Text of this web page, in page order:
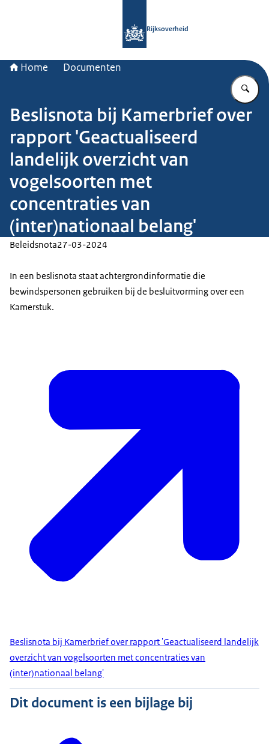
Rijksoverheid
Home Documenten
Beslisnota bij Kamerbrief over
rapport 'Geactualiseerd
landelijk overzicht van
vogelsoorten met
concentraties van
(inter)nationaal belang'
Beleidsnota27-03-2024
In een beslisnota staat achtergrondinformatie die
bewindspersonen gebruiken bij de besluitvorming over een
Kamerstuk.
Beslisnota bij Kamerbrief over rapport 'Geactualiseerd landelijk
overzicht van vogelsoorten met concentraties van
(inter)nationaal belang'
Dit document is een bijlage bij